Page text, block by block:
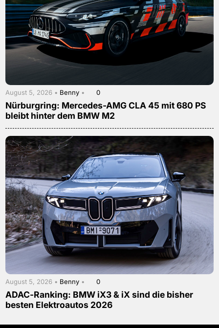
August 5, 2026 • Benny • 0
Nürburgring: Mercedes-AMG CLA 45 mit 680 PS
bleibt hinter dem BMW M2
August 5, 2026 • Benny • 0
ADAC-Ranking: BMW iX3 & iX sind die bisher
besten Elektroautos 2026